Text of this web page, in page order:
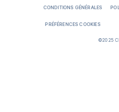
CONDITIONS GÉNÉRALES
PRÉFÉRENCES COOKIES
©2025